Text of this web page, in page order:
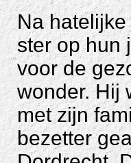
Na
ster op hun
voor de
wonder. Hij
met zijn
bezetter